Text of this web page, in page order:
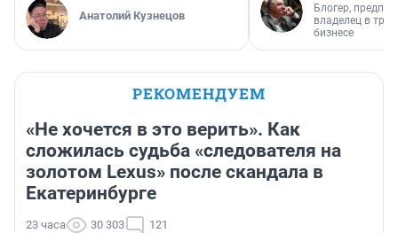
Анатолий Кузнецов
Блогер,
владелец в
бизнесе
РЕКОМЕНДУЕМ
«Не хочется в это верить». Как
сложилась судьба «следователя на
золотом Lexus» после скандала в
Екатеринбурге
23 часа 30 303 121